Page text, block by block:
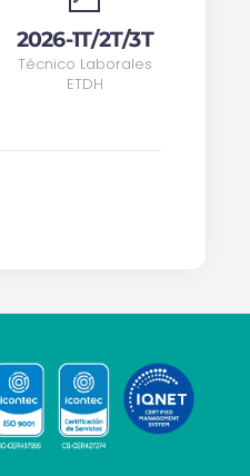
2026-1T/2T/3T
Técnico Laborales
ETDH